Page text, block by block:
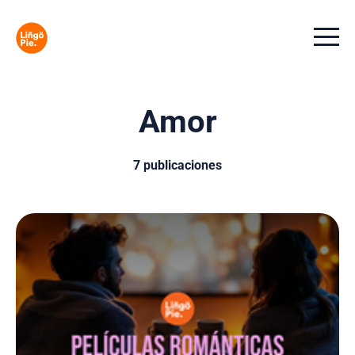
Menu
Amor
7 publicaciones